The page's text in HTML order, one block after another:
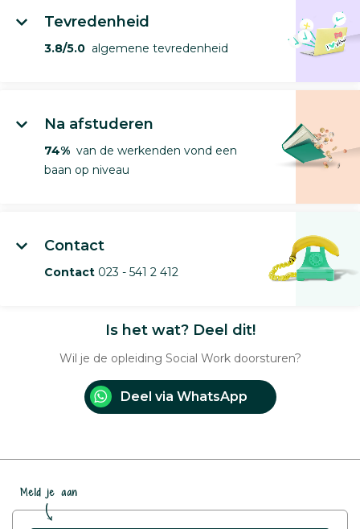
Tevredenheid
3.8/5.0 algemene tevredenheid
Na afstuderen
74% van de werkenden vond een
baan op niveau
Contact
Contact 023 - 541 2 412
Is het wat? Deel dit!
Wil je de opleiding Social Work doorsturen?
Deel via WhatsApp
Meld je aan